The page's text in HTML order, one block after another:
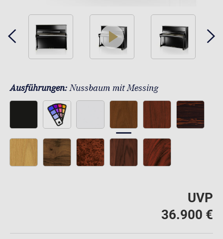
play
Ausführungen:Nussbaum mit Messing
UVP
36.900 €